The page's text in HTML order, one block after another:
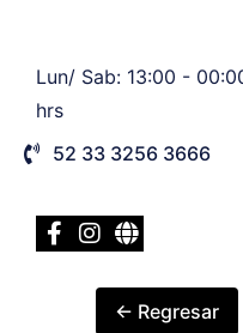
Lun/ Sab: 13:00 -
hrs
52 33 3256 3666
← Regresar